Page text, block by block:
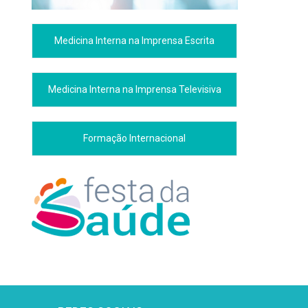
Medicina Interna na Imprensa Escrita
Medicina Interna na Imprensa Televisiva
Formação Internacional